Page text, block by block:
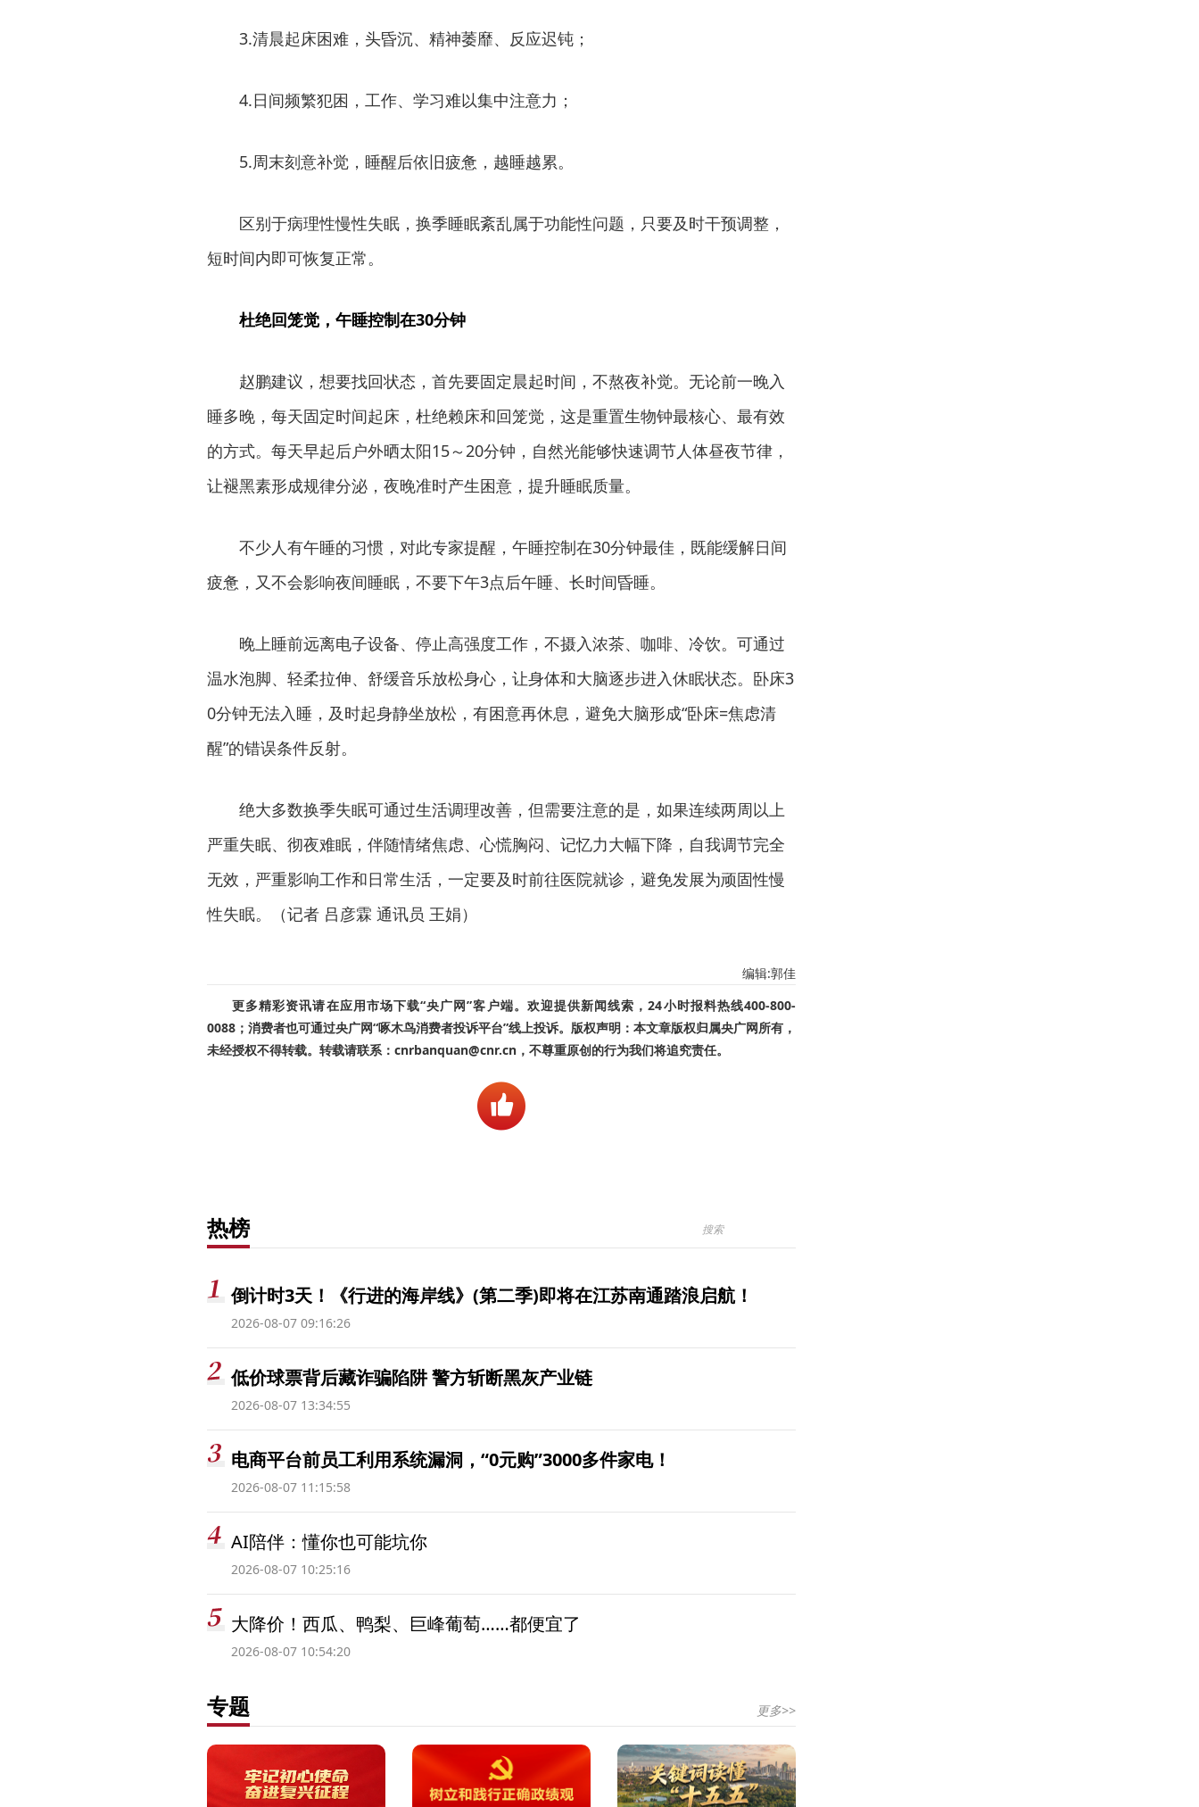
3.清晨起床困难，头昏沉、精神萎靡、反应迟钝；
4.日间频繁犯困，工作、学习难以集中注意力；
5.周末刻意补觉，睡醒后依旧疲惫，越睡越累。
区别于病理性慢性失眠，换季睡眠紊乱属于功能性问题，只要及时干预调整，
短时间内即可恢复正常。
杜绝回笼觉，午睡控制在30分钟
赵鹏建议，想要找回状态，首先要固定晨起时间，不熬夜补觉。无论前一晚入
睡多晚，每天固定时间起床，杜绝赖床和回笼觉，这是重置生物钟最核心、最有效
的方式。每天早起后户外晒太阳15～20分钟，自然光能够快速调节人体昼夜节律，
让褪黑素形成规律分泌，夜晚准时产生困意，提升睡眠质量。
不少人有午睡的习惯，对此专家提醒，午睡控制在30分钟最佳，既能缓解日间
疲惫，又不会影响夜间睡眠，不要下午3点后午睡、长时间昏睡。
晚上睡前远离电子设备、停止高强度工作，不摄入浓茶、咖啡、冷饮。可通过
温水泡脚、轻柔拉伸、舒缓音乐放松身心，让身体和大脑逐步进入休眠状态。卧床3
0分钟无法入睡，及时起身静坐放松，有困意再休息，避免大脑形成“卧床=焦虑清
醒”的错误条件反射。
绝大多数换季失眠可通过生活调理改善，但需要注意的是，如果连续两周以上
严重失眠、彻夜难眠，伴随情绪焦虑、心慌胸闷、记忆力大幅下降，自我调节完全
无效，严重影响工作和日常生活，一定要及时前往医院就诊，避免发展为顽固性慢
性失眠。（记者 吕彦霖 通讯员 王娟）
编辑:郭佳
更多精彩资讯请在应用市场下载“央广网”客户端。欢迎提供新闻线索，24小时报料热线400-800-
0088；消费者也可通过央广网“啄木鸟消费者投诉平台”线上投诉。版权声明：本文章版权归属央广网所有，
未经授权不得转载。转载请联系：cnrbanquan@cnr.cn，不尊重原创的行为我们将追究责任。
热榜
倒计时3天！《行进的海岸线》(第二季)即将在江苏南通踏浪启航！
2026-08-07 09:16:26
低价球票背后藏诈骗陷阱 警方斩断黑灰产业链
2026-08-07 13:34:55
电商平台前员工利用系统漏洞，“0元购”3000多件家电！
2026-08-07 11:15:58
AI陪伴：懂你也可能坑你
2026-08-07 10:25:16
大降价！西瓜、鸭梨、巨峰葡萄……都便宜了
2026-08-07 10:54:20
专题 更多>>